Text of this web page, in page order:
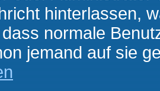
hinterlassen,
normale
jemand auf sie